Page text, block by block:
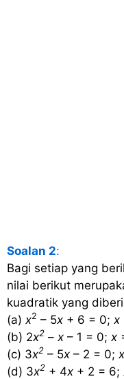
Soalan 2:
Bagi setiap yang
nilai berikut
kuadratik yang
(a) x2 – 5x + 6 = 0; x
(b) 2x2 – x – 1 = 0; x
(c) 3x2 – 5x – 2 = 0; x
(d) 3x2 + 4x + 2 = 6;